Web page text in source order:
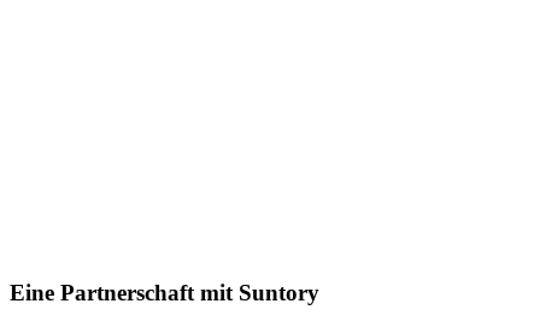
Eine Partnerschaft mit Suntory